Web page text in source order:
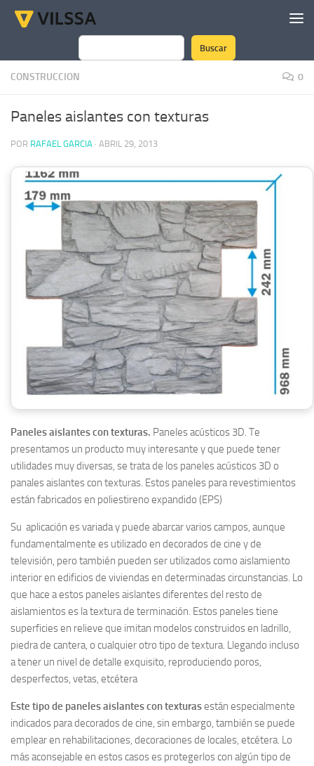
Saltar al contenido
Buscar
Buscar
CONSTRUCCION 0
Paneles aislantes con texturas
POR RAFAEL GARCIA · ABRIL 29, 2013
Paneles aislantes con texturas. Paneles acústicos 3D. Te
presentamos un producto muy interesante y que puede tener
utilidades muy diversas, se trata de los paneles acústicos 3D o
panales aislantes con texturas. Estos paneles para revestimientos
están fabricados en poliestireno expandido (EPS)
Su aplicación es variada y puede abarcar varios campos, aunque
fundamentalmente es utilizado en decorados de cine y de
televisión, pero también pueden ser utilizados como aislamiento
interior en edificios de viviendas en determinadas circunstancias. Lo
que hace a estos paneles aislantes diferentes del resto de
aislamientos es la textura de terminación. Estos paneles tiene
superficies en relieve que imitan modelos construidos en ladrillo,
piedra de cantera, o cualquier otro tipo de textura. Llegando incluso
a tener un nivel de detalle exquisito, reproduciendo poros,
desperfectos, vetas, etcétera
Este tipo de paneles aislantes con texturasestán especialmente
indicados para decorados de cine, sin embargo, también se puede
emplear en rehabilitaciones, decoraciones de locales, etcétera. Lo
más aconsejable en estos casos es protegerlos con algún tipo de